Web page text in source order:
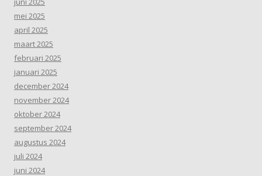
mei 2025
april 2025
maart 2025
februari 2025
januari 2025
december 2024
november 2024
oktober 2024
september 2024
augustus 2024
juli 2024
juni 2024